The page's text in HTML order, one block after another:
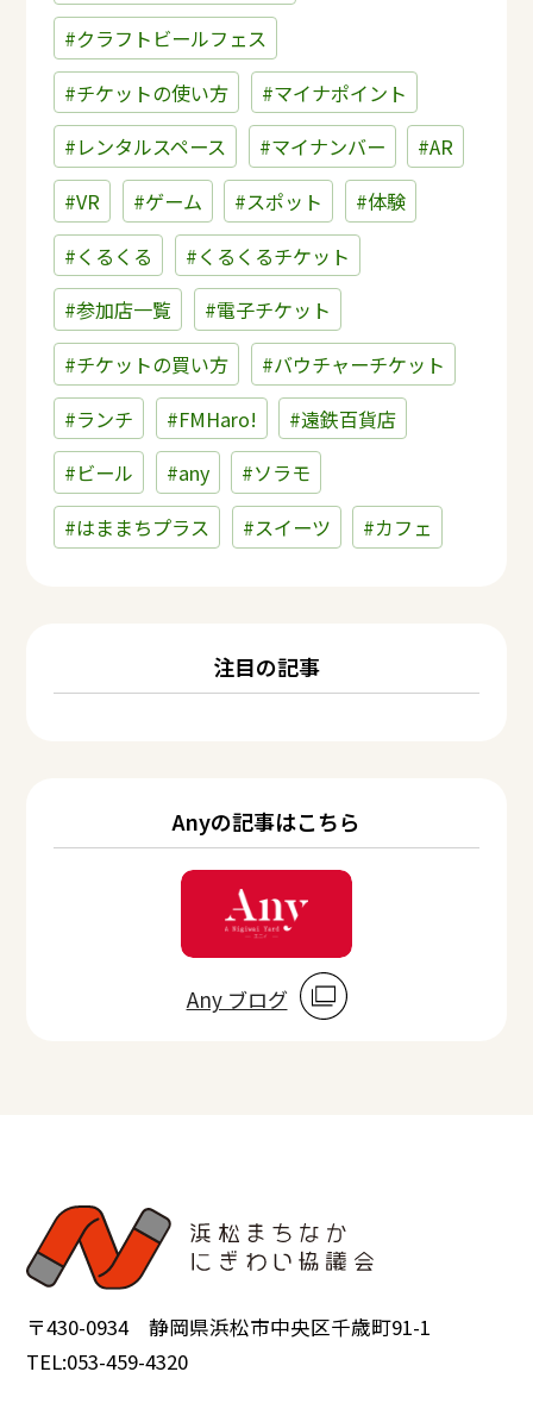
#クラフトビールフェス
#チケットの使い方
#マイナポイント
#レンタルスペース
#マイナンバー
#AR
#VR
#ゲーム #スポット
#体験
#くるくる
#くるくるチケット
#参加店一覧
#電子チケット
#チケットの買い方
#バウチャーチケット
#ランチ
#FMHaro!
#遠鉄百貨店
#ビール
#any
#ソラモ
#はままちプラス
#スイーツ #カフェ
注目の記事
Anyの記事はこちら
Any ブログ
〒430-0934 静岡県浜松市中央区千歳町91-1
TEL:053-459-4320